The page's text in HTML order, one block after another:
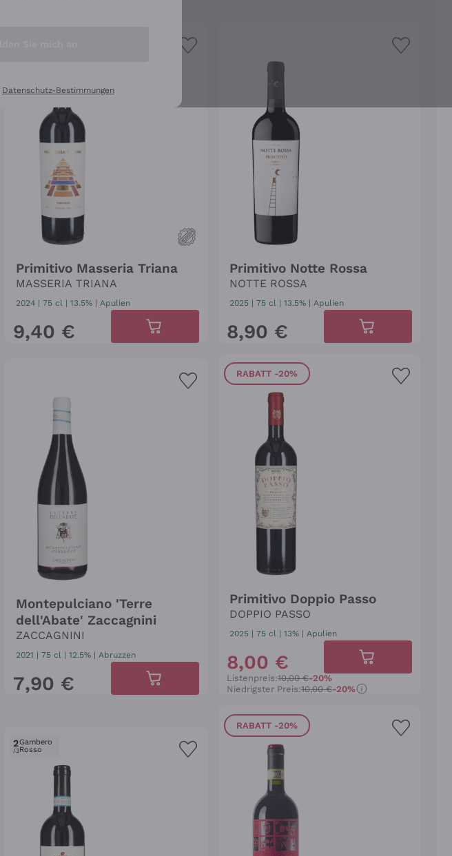
Primitivo Masseria Triana
MASSERIA TRIANA
2024 |75 cl | 13.5% |Apulien
9,40 €
Primitivo Notte Rossa
NOTTE ROSSA
2025 75 cl | 13.5% Apulien
8,90 €
Montepulciano 'Terre
dell'Abate' Zaccagnini
ZACCAGNINI
2021 |75 cl | 12.5% |Abruzzen
7,90 €
RABATT -20%
Primitivo Doppio Passo
DOPPIO PASSO
2025 75 cl | 13% Apulien
8,00 €
Listenpreis:10,00 €-20%
Niedrigster Preis:10,00 €-20%
2
/3
Gambero
Rosso
RABATT -20%
Datenschutz-Bestimmungen